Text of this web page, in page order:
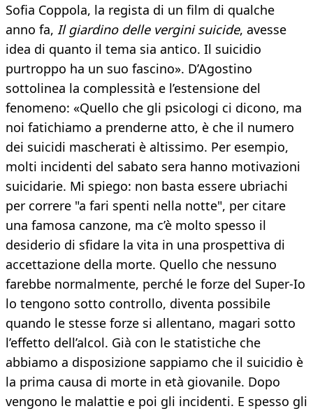
Sofia Coppola, la regista di un film di qualche
anno fa, Il giardino delle vergini suicide, avesse
idea di quanto il tema sia antico. Il suicidio
purtroppo ha un suo fascino». D’Agostino
sottolinea la complessità e l’estensione del
fenomeno: «Quello che gli psicologi ci dicono, ma
noi fatichiamo a prenderne atto, è che il numero
dei suicidi mascherati è altissimo. Per esempio,
molti incidenti del sabato sera hanno motivazioni
suicidarie. Mi spiego: non basta essere ubriachi
per correre "a fari spenti nella notte", per citare
una famosa canzone, ma c’è molto spesso il
desiderio di sfidare la vita in una prospettiva di
accettazione della morte. Quello che nessuno
farebbe normalmente, perché le forze del Super-Io
lo tengono sotto controllo, diventa possibile
quando le stesse forze si allentano, magari sotto
l’effetto dell’alcol. Già con le statistiche che
abbiamo a disposizione sappiamo che il suicidio è
la prima causa di morte in età giovanile. Dopo
vengono le malattie e poi gli incidenti. E spesso gli